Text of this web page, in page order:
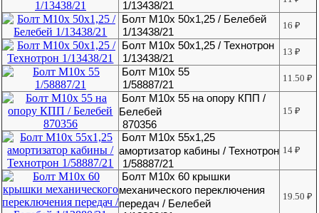
1/13438/21
Болт М10х 50х1,25 / Белебей
1/13438/21
16₽
Болт М10х 50х1,25 / Технотрон
1/13438/21
13₽
Болт М10х 55
1/58887/21
11.50₽
Болт М10х 55 на опору КПП /
Белебей
870356
15₽
Болт М10х 55х1,25
амортизатор кабины / Технотрон
1/58887/21
14₽
Болт М10х 60 крышки
механического переключения
передач / Белебей
19.50₽